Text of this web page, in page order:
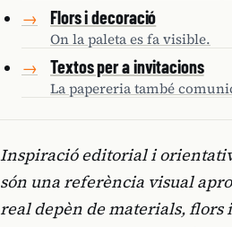
→ Flors i decoració
On la paleta es fa visible.
→ Textos per a invitacions
La papereria també
Inspiració editorial i
són una referència visual
real depèn de materials, flors